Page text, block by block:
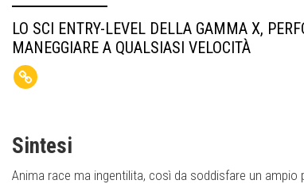
LO SCI ENTRY-LEVEL DELLA GAMMA X,
MANEGGIARE A QUALSIASI VELOCITÀ
Sintesi
Anima race ma ingentilita, così da soddisfare un